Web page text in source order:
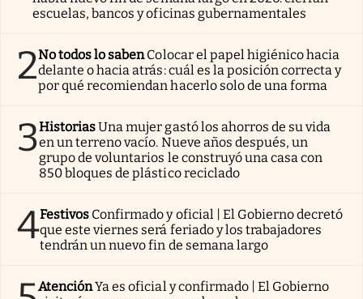
escuelas, bancos y oficinas gubernamentales
2No todos lo sabenColocar el papel higiénico hacia
delante o hacia atrás: cuál es la posición correcta y
por qué recomiendan hacerlo solo de una forma
3HistoriasUna mujer gastó los ahorros de su vida
en un terreno vacío. Nueve años después, un
grupo de voluntarios le construyó una casa con
850 bloques de plástico reciclado
4Festivos Confirmado y oficial | El Gobierno decretó
que este viernes será feriado y los trabajadores
tendrán un nuevo fin de semana largo
AtenciónYa es oficial y confirmado | El Gobierno